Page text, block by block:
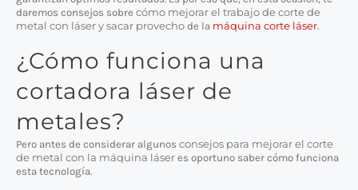
daremos consejos sobre cómo mejorar el trabajo de corte de
metal con láser y sacar provecho de la máquina corte láser.
¿Cómo funciona una
cortadora láser de
metales?
Pero antes de considerar algunos consejos para mejorar el corte
de metal con la máquina láser es oportuno saber cómo funciona
esta tecnología.